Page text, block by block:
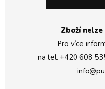
Zboží
Pro více
na tel. +420 608